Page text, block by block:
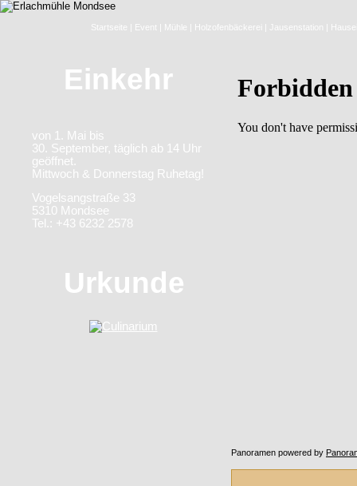
Startseite | Event | Mühle | Holzofenbäckerei | Jausenstation |
Einkehr
von 1. Mai bis
30. September, täglich ab 14 Uhr
geöffnet.
Mittwoch & Donnerstag Ruhetag!
Vogelsangstraße 33
5310 Mondsee
Tel.: +43 6232 2578
Urkunde
Panoramen powered by